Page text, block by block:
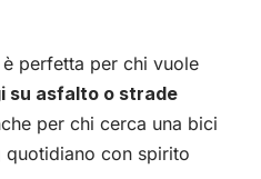
è perfetta per chi vuole
su asfalto o strade
per chi cerca una bici
con spirito